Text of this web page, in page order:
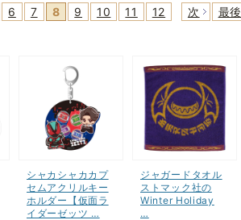
6 7 8 9 10 11 12 次 最後
シャカシャカカプ
セムアクリルキー
ホルダー【仮面ラ
イダーゼッツ …
ジャガードタオル
ストマック社の
Winter Holiday
…